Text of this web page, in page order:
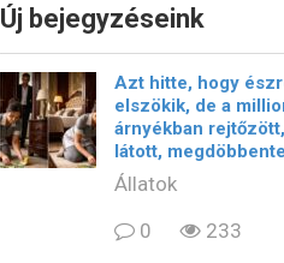
Új bejegyzéseink
Azt hitte, hogy
elszökik, de a
árnyékban
látott,
Állatok
0
233